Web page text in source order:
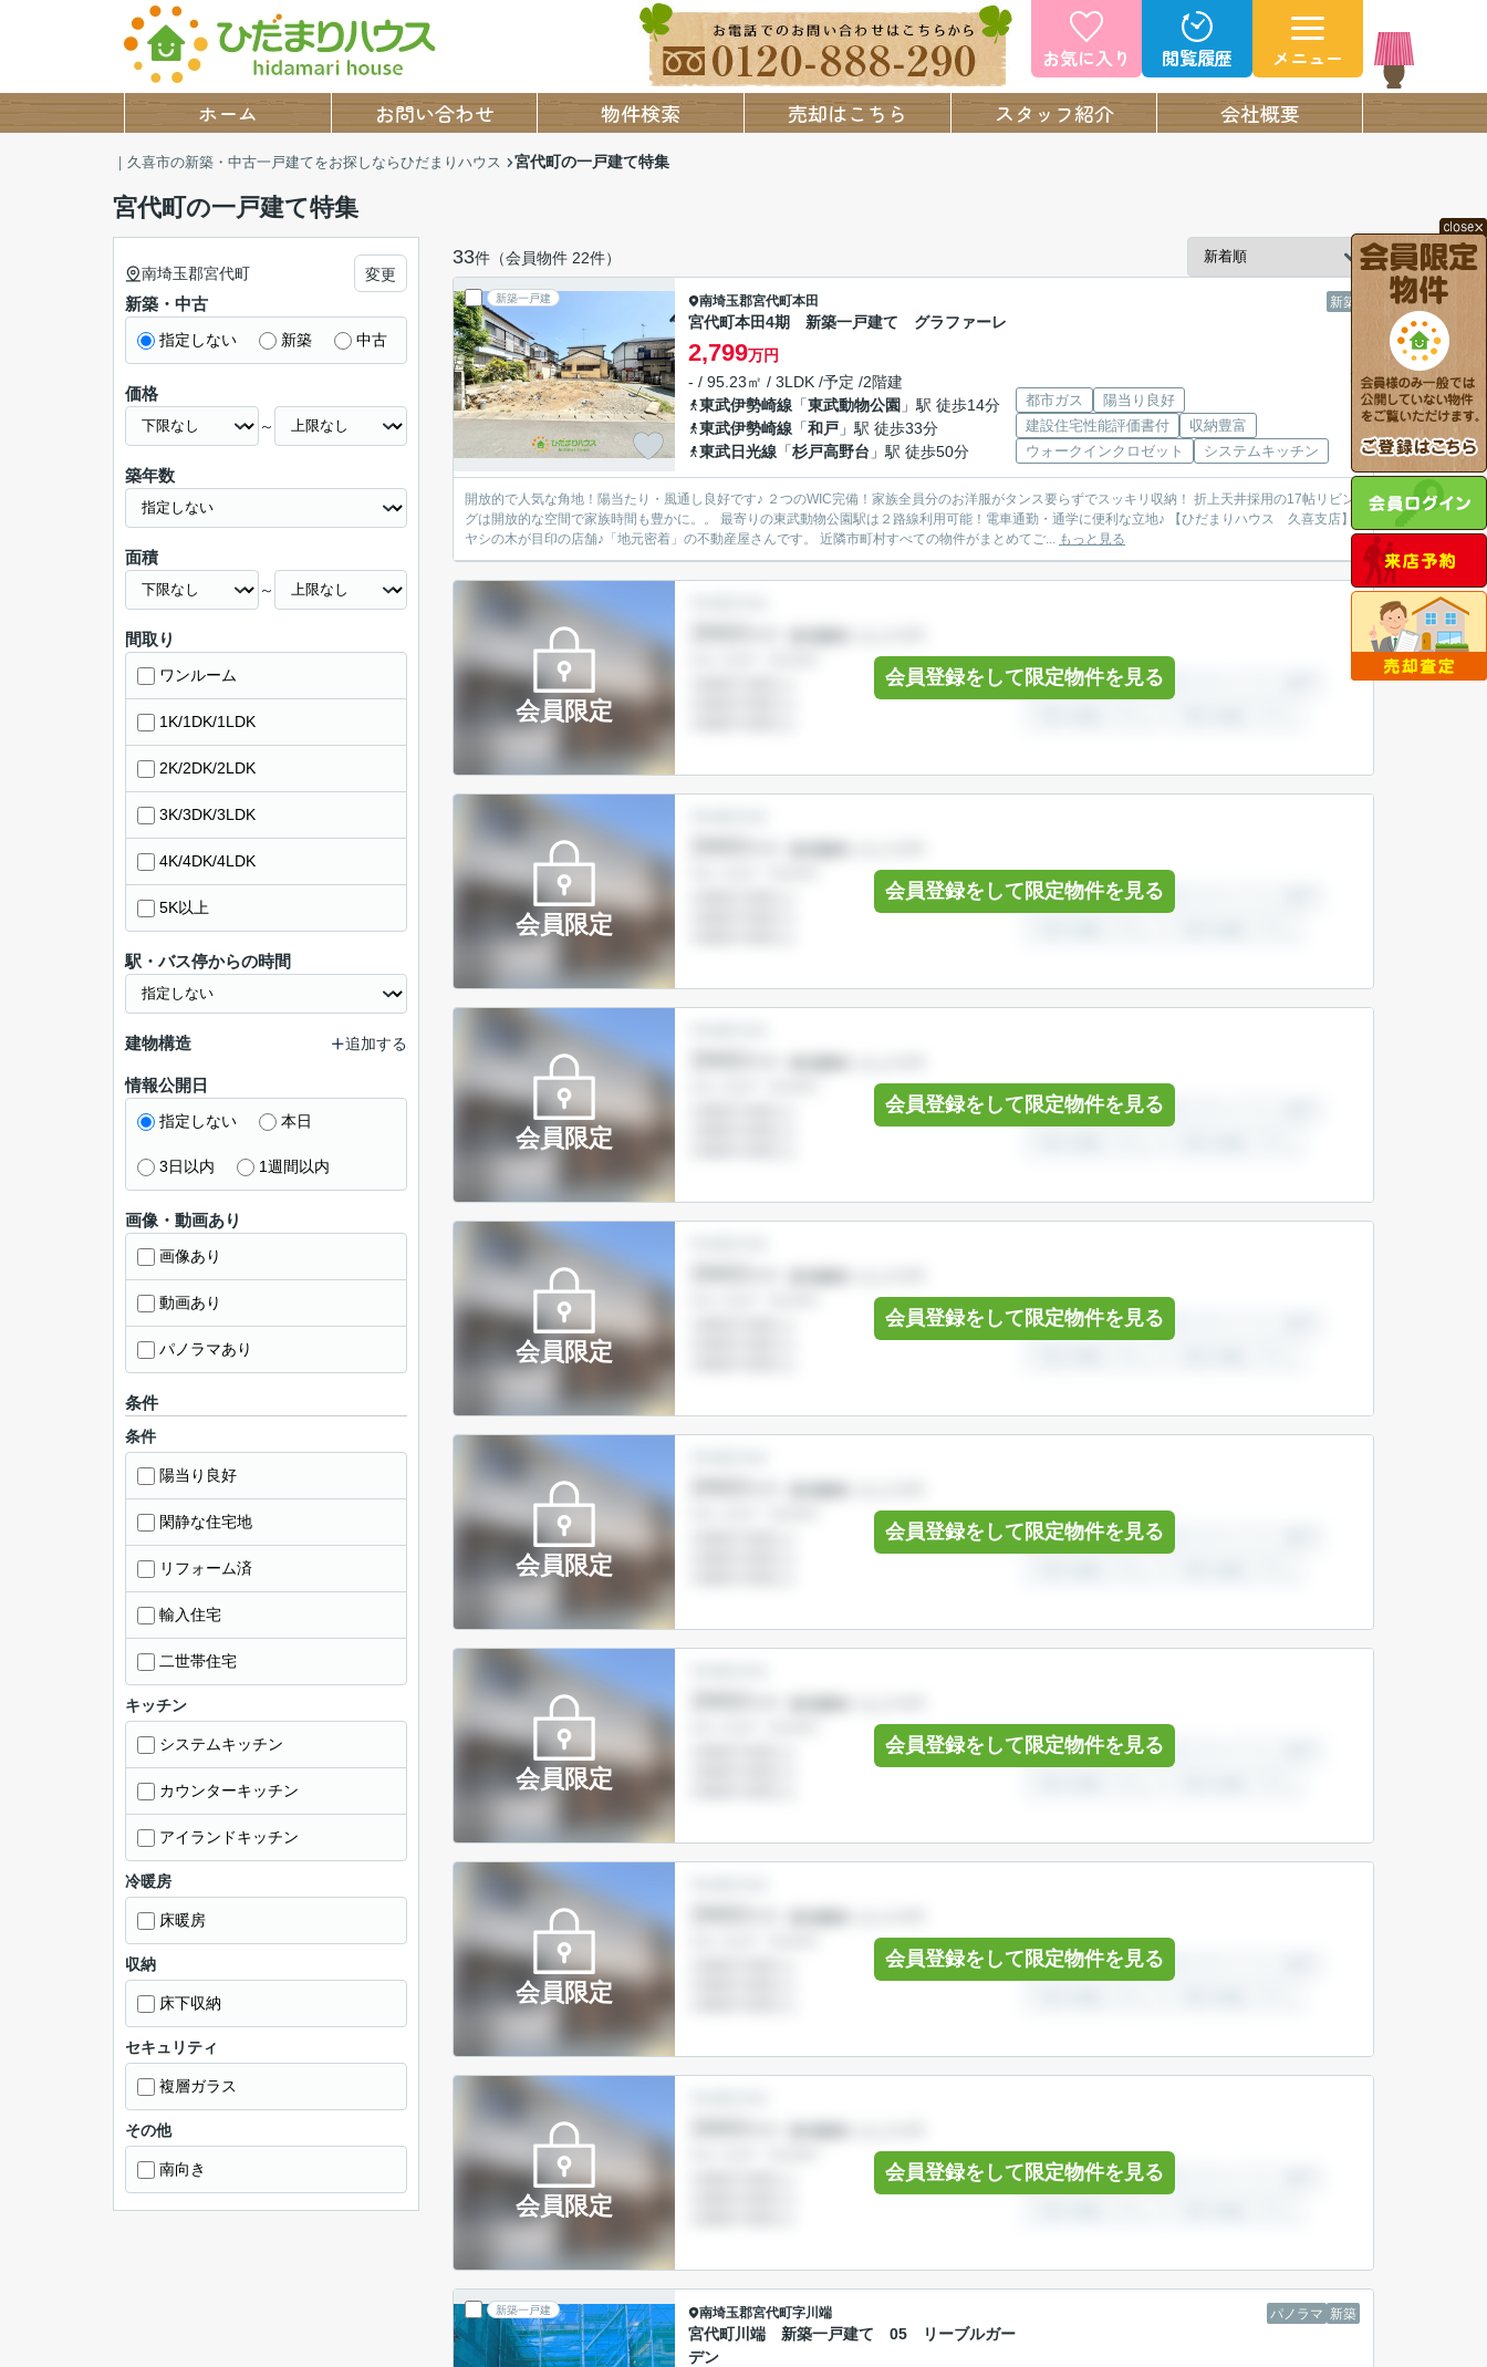
お気に入り 閲覧履歴 メニュー
ホーム お問い合わせ 物件検索 売却はこちら スタッフ紹介 会社概要
｜久喜市の新築・中古一戸建てをお探しならひだまりハウス 宮代町の一戸建て特集
宮代町の一戸建て特集
33件（会員物件 22件）
新築一戸建 新築
南埼玉郡宮代町本田
宮代町本田4期 新築一戸建て グラファーレ
2,799万円
- / 95.23㎡ / 3LDK /予定 /2階建
東武伊勢崎線 「東武動物公園 」駅 徒歩14分
東武伊勢崎線 「和戸 」駅 徒歩33分
東武日光線 「杉戸高野台 」駅 徒歩50分
都市ガス
陽当り良好
建設住宅性能評価書付
収納豊富
ウォークインクロゼット
システムキッチン
開放的で人気な角地！陽当たり・風通し良好です♪ ２つのWIC完備！家族全員分のお洋服がタンス要らずでスッキリ収納！ 折上天井採用の17帖リビン
グは開放的な空間で家族時間も豊かに。。 最寄りの東武動物公園駅は２路線利用可能！電車通勤・通学に便利な立地♪ 【ひだまりハウス 久喜支店】
ヤシの木が目印の店舗♪「地元密着」の不動産屋さんです。 近隣市町村すべての物件がまとめてご... もっと見る
会員限定
会員登録をして限定物件を見る
会員限定
会員登録をして限定物件を見る
会員限定
会員登録をして限定物件を見る
会員限定
会員登録をして限定物件を見る
会員限定
会員登録をして限定物件を見る
会員限定
会員登録をして限定物件を見る
会員限定
会員登録をして限定物件を見る
会員限定
会員登録をして限定物件を見る
新築一戸建 パノラマ 新築
南埼玉郡宮代町字川端
宮代町川端 新築一戸建て 05 リーブルガー
デン
南埼玉郡宮代町 変更
新築・中古
指定しない 新築 中古
価格
～
築年数
面積
～
間取り
ワンルーム
1K/1DK/1LDK
2K/2DK/2LDK
3K/3DK/3LDK
4K/4DK/4LDK
5K以上
駅・バス停からの時間
建物構造 追加する
情報公開日
指定しない 本日
3日以内 1週間以内
画像・動画あり
画像あり
動画あり
パノラマあり
条件
条件
陽当り良好
閑静な住宅地
リフォーム済
輸入住宅
二世帯住宅
キッチン
システムキッチン
カウンターキッチン
アイランドキッチン
冷暖房
床暖房
収納
床下収納
セキュリティ
複層ガラス
その他
南向き